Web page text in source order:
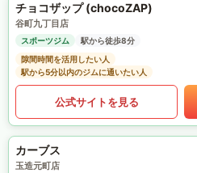
チョコザップ (chocoZAP)
谷町九丁目店
スポーツジム
駅から徒歩8分
隙間時間を活用したい人
駅から5分以内のジムに通いたい人
公式サイトを見る
カーブス
玉造元町店